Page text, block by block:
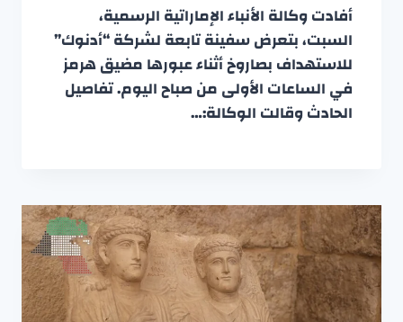
أفادت وكالة الأنباء الإماراتية الرسمية،
السبت، بتعرض سفينة تابعة لشركة “أدنوك”
للاستهداف بصاروخ أثناء عبورها مضيق هرمز
في الساعات الأولى من صباح اليوم. تفاصيل
الحادث وقالت الوكالة:…